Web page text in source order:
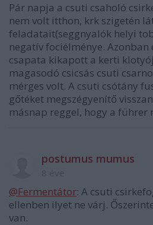
Pár napja a csuti csaholó
nem volt itthon, krk szigetén
feladatait(seggnyalók helyi
negatív fociélménye.
csapata kikapott a kerti
magasodó csicsás csuti
mérges volt. A csuti csótány
gőtéket megszégyenítő
másnap reggel, hogy a führer
postumus mumus
@Fermentátor: A csuti
ellenben ilyet ne várj.
van.